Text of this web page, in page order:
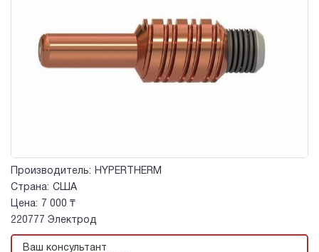
Производитель:
HYPERTHERM
Страна: США
Цена:
7 000 ₸
220777 Электрод
Ваш консультант